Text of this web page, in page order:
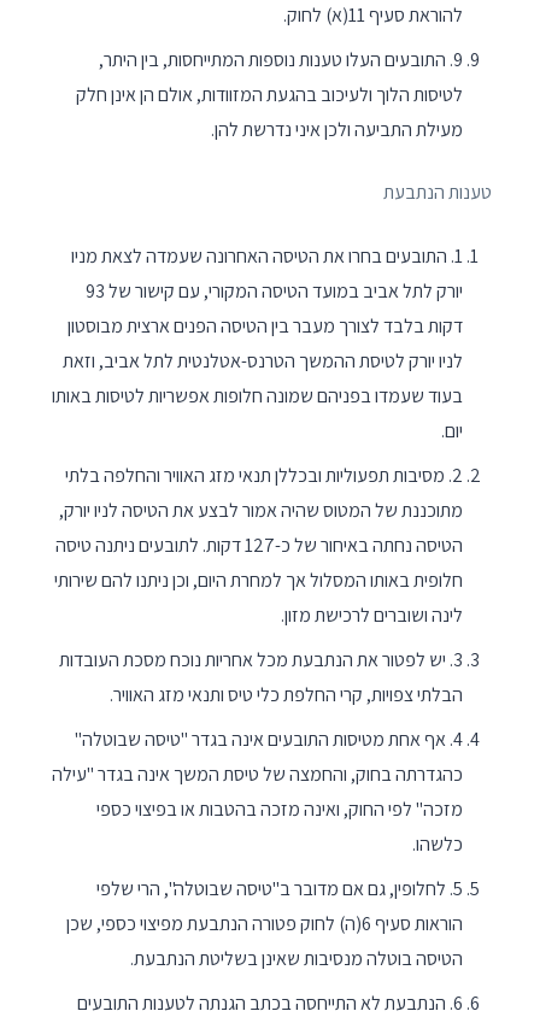
להוראת סעיף 11(א) לחוק.
9. התובעים העלו טענות נוספות המתייחסות, בין היתר,
לטיסות הלוך ולעיכוב בהגעת המזוודות, אולם הן אינן חלק
מעילת התביעה ולכן איני נדרשת להן.
טענות הנתבעת
1. התובעים בחרו את הטיסה האחרונה שעמדה לצאת מניו
יורק לתל אביב במועד הטיסה המקורי, עם קישור של 93
דקות בלבד לצורך מעבר בין הטיסה הפנים ארצית מבוסטון
לניו יורק לטיסת ההמשך הטרנס-אטלנטית לתל אביב, וזאת
בעוד שעמדו בפניהם שמונה חלופות אפשריות לטיסות באותו
יום.
2. מסיבות תפעוליות ובכללן תנאי מזג האוויר והחלפה בלתי
מתוכננת של המטוס שהיה אמור לבצע את הטיסה לניו יורק,
הטיסה נחתה באיחור של כ-127 דקות. לתובעים ניתנה טיסה
חלופית באותו המסלול אך למחרת היום, וכן ניתנו להם שירותי
לינה ושוברים לרכישת מזון.
3. יש לפטור את הנתבעת מכל אחריות נוכח מסכת העובדות
הבלתי צפויות, קרי החלפת כלי טיס ותנאי מזג האוויר.
4. אף אחת מטיסות התובעים אינה בגדר "טיסה שבוטלה"
כהגדרתה בחוק, והחמצה של טיסת המשך אינה בגדר "עילה
מזכה" לפי החוק, ואינה מזכה בהטבות או בפיצוי כספי
כלשהו.
5. לחלופין, גם אם מדובר ב"טיסה שבוטלה", הרי שלפי
הוראות סעיף 6(ה) לחוק פטורה הנתבעת מפיצוי כספי, שכן
הטיסה בוטלה מנסיבות שאינן בשליטת הנתבעת.
6. הנתבעת לא התייחסה בכתב הגנתה לטענות התובעים